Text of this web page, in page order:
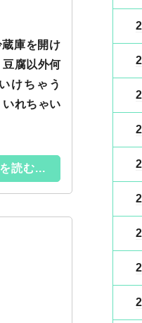
庫を開け
腐以外何
けちゃう
れちゃい
読む...